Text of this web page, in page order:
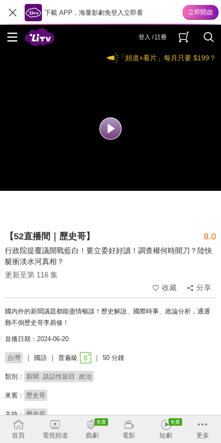
下載 APP，海量影劇免登入立即看
登入 / 註冊
「頻道+看片」每月只要 $199？
【52直播間｜歷史哥】 8.0
行政院提覆議開戰藍白！要立委好好讀！調查權何時開刀？陸快
艇衝淡水河真相？
更新至第 116 集
收藏
分享
國內外的新聞議題都能盡情暢談！歷史解說、國際時事、政論分析，通通
難不倒歷史哥李易修！
首播日期：2024-06-20
台灣 國語 普遍級 50 分鐘
類別： 新聞 談話性節目 政治
來賓： 歷史哥
主持： 歷史哥
首頁 電視頻道 戲劇 電影 短劇 更多